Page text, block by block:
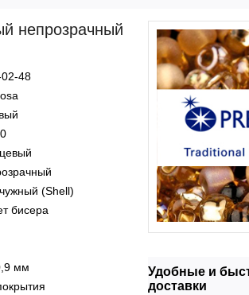
Удобные и
доставки
непрозрачный
48
(Shell)
бисера
мм